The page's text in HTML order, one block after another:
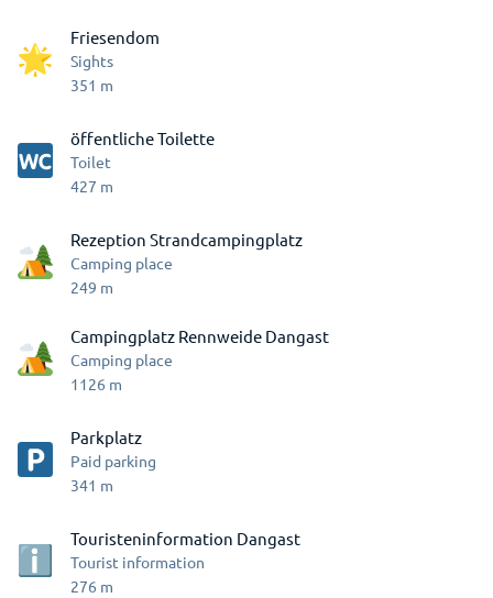
Friesendom
Sights
351 m
öffentliche Toilette
Toilet
427 m
Rezeption Strandcampingplatz
Camping place
249 m
Campingplatz Rennweide Dangast
Camping place
1126 m
Parkplatz
Paid parking
341 m
Touristeninformation Dangast
Tourist information
276 m